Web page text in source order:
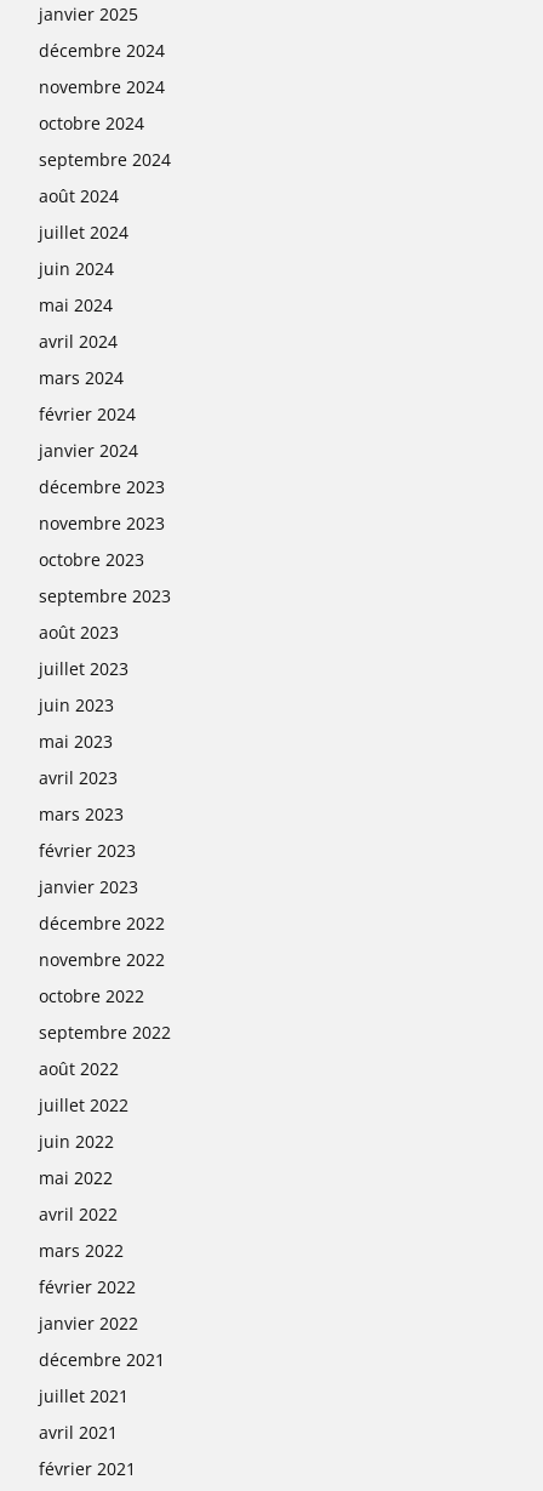
janvier 2025
décembre 2024
novembre 2024
octobre 2024
septembre 2024
août 2024
juillet 2024
juin 2024
mai 2024
avril 2024
mars 2024
février 2024
janvier 2024
décembre 2023
novembre 2023
octobre 2023
septembre 2023
août 2023
juillet 2023
juin 2023
mai 2023
avril 2023
mars 2023
février 2023
janvier 2023
décembre 2022
novembre 2022
octobre 2022
septembre 2022
août 2022
juillet 2022
juin 2022
mai 2022
avril 2022
mars 2022
février 2022
janvier 2022
décembre 2021
juillet 2021
avril 2021
février 2021